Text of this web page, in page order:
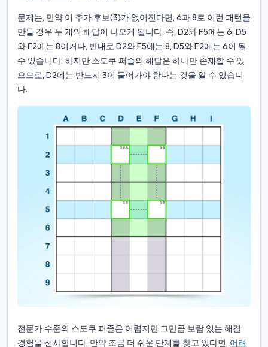
문제는, 만약 이 추가 후보(3)가 없어진다면, 6과 8로 이런 패턴을
만들 경우 두 개의 해답이 나오게 됩니다. 즉, D2와 F5에는 6, D5
와 F2에는 8이거나, 반대로 D2와 F5에는 8, D5와 F2에는 6이 될
수 있습니다. 하지만 스도쿠 퍼즐의 해답은 하나만 존재할 수 있
으므로, D2에는 반드시 3이 들어가야 한다는 것을 알 수 있습니
다.
전문가 수준의 스도쿠 퍼즐은 어렵지만 그만큼 보람 있는 해결
경험을 선사합니다. 만약 조금 더 쉬운 단계를 찾고 있다면, 어려